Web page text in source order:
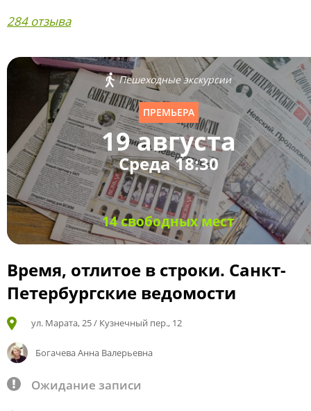
284 отзыва
Пешеходные экскурсии
ПРЕМЬЕРА
19 августа
Среда 18:30
14 свободных мест
Время, отлитое в строки. Санкт-
Петербургские ведомости
ул. Марата, 25 / Кузнечный пер., 12
Богачева Анна Валерьевна
Ожидание записи